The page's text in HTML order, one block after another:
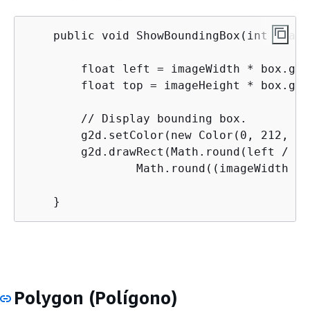
public void ShowBoundingBox(int
float left = imageWidth *
float top = imageHeight *
        // Display bounding box.
g2d.setColor(new Color(0, 212,
g2d.drawRect(Math.round(left /
Math.round((imageWidth
    }
Polygon (Polígono)